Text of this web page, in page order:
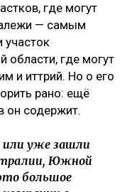
где могут
— самым
участок
области, где могут
и иттрий. Но о его
рано: ещё
он содержит.
уже зашли
Южной
большое